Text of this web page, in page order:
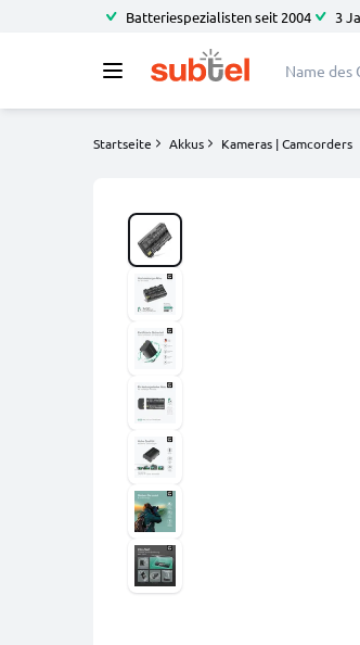
Batteriespezialisten seit 2004 3
Startseite Akkus Kameras | Camcorders